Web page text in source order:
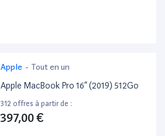
Apple - Tout en un
Apple MacBook Pro 16” (2019) 512Go
312 offres à partir de :
397,00 €